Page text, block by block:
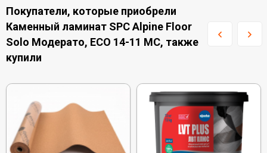
Покупатели, которые приобрели
Каменный ламинат SPC Alpine Floor
Solo Модерато, ЕСО 14-11 MC, также
купили